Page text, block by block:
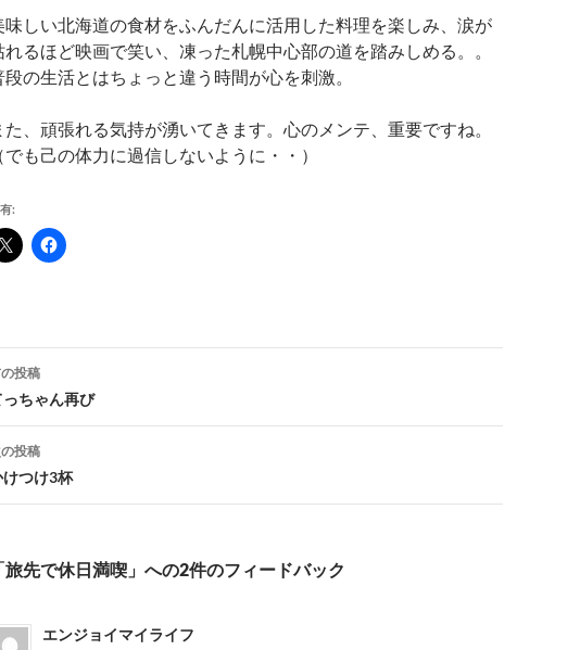
味しい北海道の食材をふんだんに活用した料理を楽しみ、涙が
れるほど映画で笑い、凍った札幌中心部の道を踏みしめる。。
段の生活とはちょっと違う時間が心を刺激。
た、頑張れる気持が湧いてきます。心のメンテ、重要ですね。
でも己の体力に過信しないように・・）
:
投稿
っちゃん再び
投稿
けつけ3杯
旅先で休日満喫」への2件のフィードバック
エンジョイマイライフ